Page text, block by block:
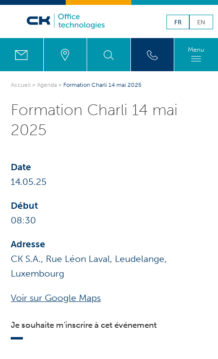
FR EN
Menu
Accueil >Agenda > Formation Charli 14 mai 2025
Formation Charli 14 mai
2025
Date
14.05.25
Début
08:30
Adresse
CK S.A., Rue Léon Laval, Leudelange,
Luxembourg
Voir sur Google Maps
Je souhaite m'inscrire à cet événement